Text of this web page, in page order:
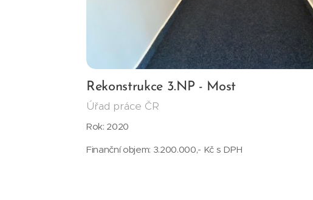
Rekonstrukce 3.NP - Most
Úřad práce ČR
Rok: 2020
Finanční objem: 3.200.000,- Kč s DPH